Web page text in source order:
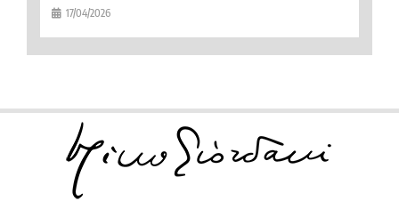
17/04/2026